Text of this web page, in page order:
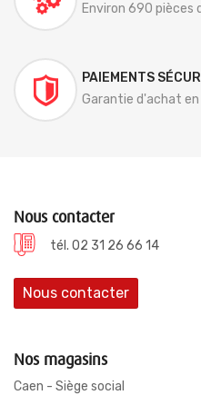
Environ 690 pièces
PAIEMENTS
Garantie d'achat
Nous contacter
tél. 02 31 26 66 14
Nous contacter
Nos magasins
Caen - Siège social